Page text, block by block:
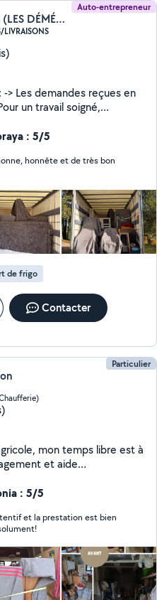
Auto-entrepreneur
Steve Clement (LES DÉMÉNAGEURS DIJON)
LIVRAISONS
demande
merci de nous
: 5/5
honnête et de très bon
de frigo
Contacter
Particulier
mon temps libre est à
de commande =>
appartement...) =>
(tonte, taille de haie,
sans évacuation des
je réponds à vos
délais. Service
: 5/5
et la prestation est bien